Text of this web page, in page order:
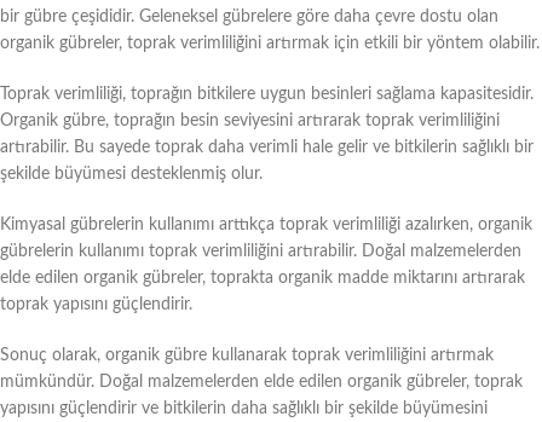
bir gübre çeşididir. Geleneksel gübrelere göre daha çevre dostu olan
organik gübreler, toprak verimliliğini artırmak için etkili bir yöntem olabilir.
Toprak verimliliği, toprağın bitkilere uygun besinleri sağlama kapasitesidir.
Organik gübre, toprağın besin seviyesini artırarak toprak verimliliğini
artırabilir. Bu sayede toprak daha verimli hale gelir ve bitkilerin sağlıklı bir
şekilde büyümesi desteklenmiş olur.
Kimyasal gübrelerin kullanımı arttıkça toprak verimliliği azalırken, organik
gübrelerin kullanımı toprak verimliliğini artırabilir. Doğal malzemelerden
elde edilen organik gübreler, toprakta organik madde miktarını artırarak
toprak yapısını güçlendirir.
Sonuç olarak, organik gübre kullanarak toprak verimliliğini artırmak
mümkündür. Doğal malzemelerden elde edilen organik gübreler, toprak
yapısını güçlendirir ve bitkilerin daha sağlıklı bir şekilde büyümesini